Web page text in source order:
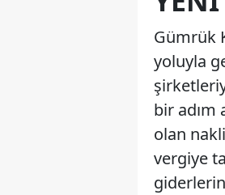
Gümrük
yoluyla
bir adım
olan
vergiye